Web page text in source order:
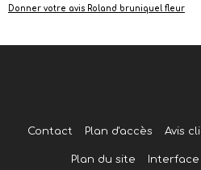
Donner votre avis Roland bruniquel fleur
Contact Plan d'accès Avis
Plan du site Interface